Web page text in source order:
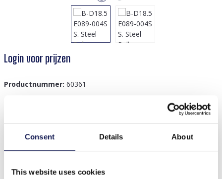
Consent Details About
This website uses cookies
Login voor prijzen
Productnummer: 60361
Beschrijving